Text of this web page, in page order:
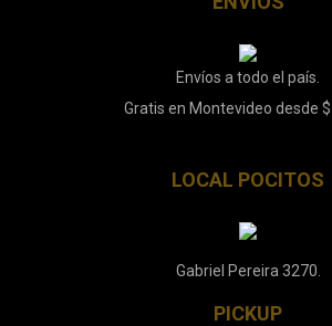
Envíos a todo el país.
Gratis en Montevideo desde
LOCAL POCITOS
Gabriel Pereira 3270.
PICKUP